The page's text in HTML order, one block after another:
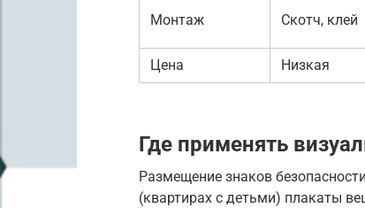
Монтаж Скотч, клей
Цена Низкая
Где применять
Размещение знаков
(квартирах с детьми) плакаты